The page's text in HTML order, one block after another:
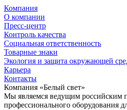
Компания
О компании
Пресс-центр
Контроль качества
Социальная ответственность
Товарные знаки
Экология и защита окружающей
Карьера
Контакты
Компания «Белый свет»
Мы являемся ведущим российским
профессионального оборудования